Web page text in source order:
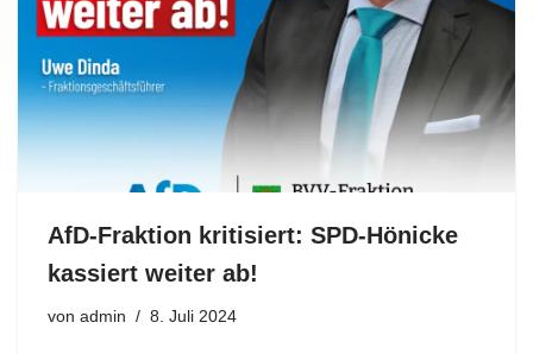
AfD-Fraktion kritisiert: SPD-Hönicke
kassiert weiter ab!
von admin 8. Juli 2024